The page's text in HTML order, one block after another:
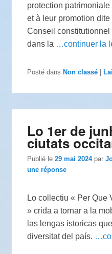
protection
et à leur promotion
Conseil
dans la …continuer la
Posté dans Non classé
Lo 1er de
ciutats
Publié le29 mai 2024 par
une réponse
Lo collectiu « Per Que
» crida a tornar a la
las lengas istoricas
diversitat del país.